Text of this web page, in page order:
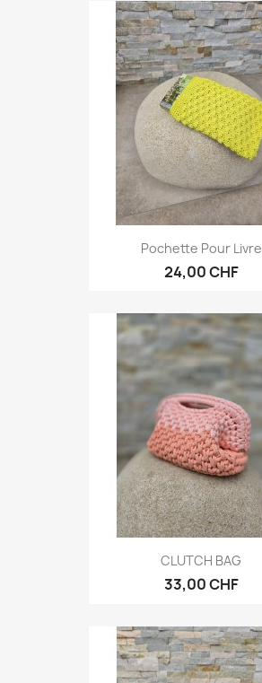
Pochette Pour Livre
24,00 CHF
CLUTCH BAG
33,00 CHF